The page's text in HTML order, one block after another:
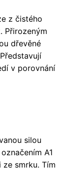
z čistého
Přirozeným
dřevěné
v porovnání
silou
A1
smrku. Tím